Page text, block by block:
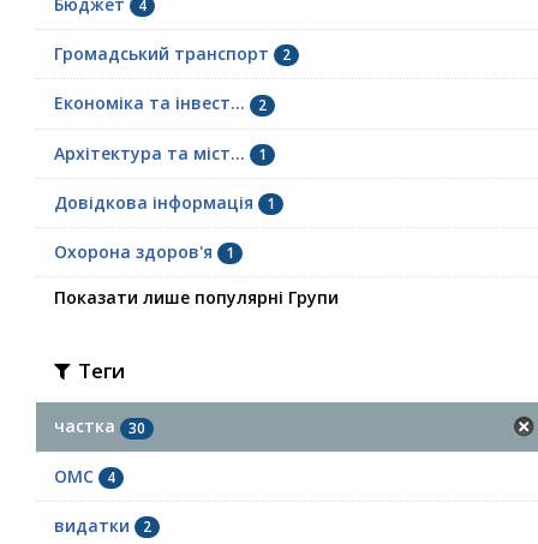
4
Громадський транспорт 2
Економіка та інвест... 2
Архітектура та міст... 1
Довідкова інформація 1
Охорона здоров'я 1
Показати лише популярні Групи
Теги
частка 30
ОМС 4
видатки 2